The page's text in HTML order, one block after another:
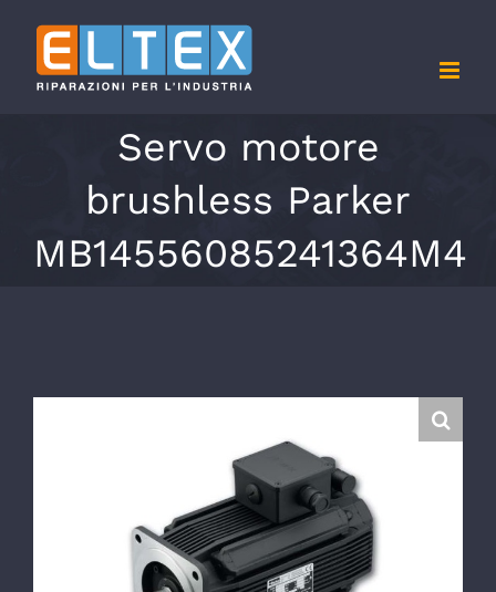
contenuto
Servo motore
brushless Parker
MB14556085241364M4